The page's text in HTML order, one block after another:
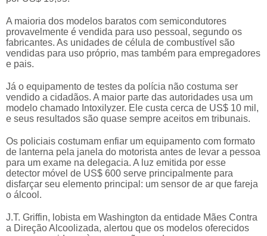
A maioria dos modelos baratos com semicondutores
provavelmente é vendida para uso pessoal, segundo os
fabricantes. As unidades de célula de combustível são
vendidas para uso próprio, mas também para empregadores
e pais.
Já o equipamento de testes da polícia não costuma ser
vendido a cidadãos. A maior parte das autoridades usa um
modelo chamado Intoxilyzer. Ele custa cerca de US$ 10 mil,
e seus resultados são quase sempre aceitos em tribunais.
Os policiais costumam enfiar um equipamento com formato
de lanterna pela janela do motorista antes de levar a pessoa
para um exame na delegacia. A luz emitida por esse
detector móvel de US$ 600 serve principalmente para
disfarçar seu elemento principal: um sensor de ar que fareja
o álcool.
J.T. Griffin, lobista em Washington da entidade Mães Contra
a Direção Alcoolizada, alertou que os modelos oferecidos